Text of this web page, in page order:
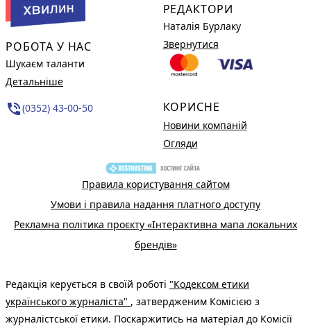
РОБОТА У НАС
Шукаєм таланти
Детальніше
phone_in_talk(0352) 43-00-50
РЕДАКТОРИ
Наталія Бурлаку
Звернутися
КОРИСНЕ
Новини компаній
Огляди
Правила користування сайтом
Умови і правила надання платного доступу
Рекламна політика проєкту «Інтерактивна мапа локальних
брендів»
Редакція керується в своїй роботі "Кодексом етики
українського журналіста" , затвердженим Комісією з
журналістської етики. Поскаржитись на матеріал до Комісії